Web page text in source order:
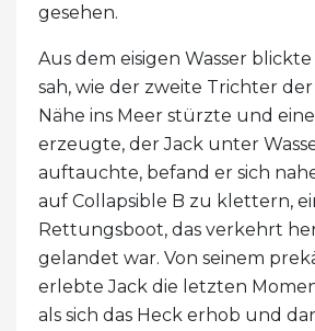
gesehen.
Aus dem eisigen Wasser
sah, wie der zweite Trichter
Nähe ins Meer stürzte und
erzeugte, der Jack unter
auftauchte, befand er sich
auf Collapsible B zu klettern,
Rettungsboot, das verkehrt
gelandet war. Von seinem
erlebte Jack die letzten
als sich das Heck erhob und